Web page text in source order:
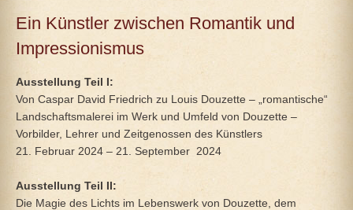
Ein Künstler zwischen Romantik und
Impressionismus
Ausstellung Teil I:
Von Caspar David Friedrich zu Louis Douzette – „romantische“
Landschaftsmalerei im Werk und Umfeld von Douzette –
Vorbilder, Lehrer und Zeitgenossen des Künstlers
21. Februar 2024 – 21. September 2024
Ausstellung Teil II:
Die Magie des Lichts im Lebenswerk von Douzette, dem